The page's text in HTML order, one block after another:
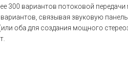
300 вариантов потоковой
связывая звуковую
оба для создания мощного